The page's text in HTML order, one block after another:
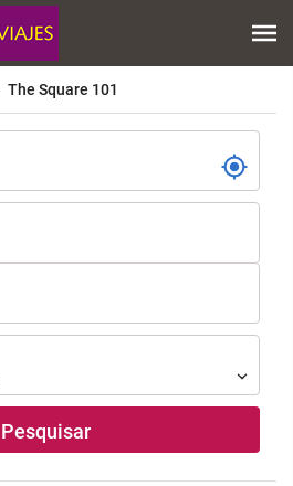
The Square 101
Pesquisar